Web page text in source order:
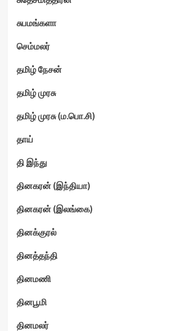
சுபமங்களா
செம்மலர்
தமிழ் நேசன்
தமிழ் முரசு
தமிழ் முரசு (ம.பொ.சி)
தாய்
தி இந்து
தினகரன் (இந்தியா)
தினகரன் (இலங்கை)
தினக்குரல்
தினத்தந்தி
தினமணி
தினபூமி
தினமலர்